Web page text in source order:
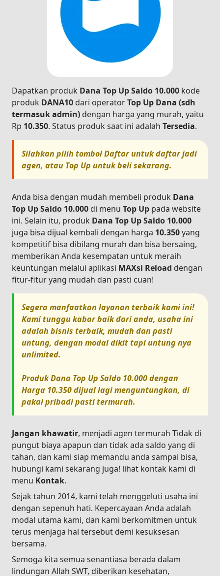
Dapatkan produk Dana Top Up Saldo 10.000 kode
produk DANA10 dari operatorTop Up Dana (sdh
termasuk admin) dengan harga yang murah, yaitu
Rp 10.350. Status produk saat ini adalah Tersedia.
Silahkan pilih tombolDaftaruntuk daftar jadi
agen, atau Top Up untuk beli sekarang.
Anda bisa dengan mudah membeli produk Dana
Top Up Saldo 10.000 di menu Top Up pada website
ini. Selain itu, produk Dana Top Up Saldo 10.000
juga bisa dijual kembali dengan harga 10.350yang
kompetitif bisa dibilang murah dan bisa bersaing,
memberikan Anda kesempatan untuk meraih
keuntungan melalui aplikasi MAXsi Reload dengan
fitur-fitur yang mudah dan pasti cuan!
Segera manfaatkan layanan terbaik kami ini!
Kami tunggu kabar baik dari anda, usaha ini
adalah bisnis terbaik, mudah dan pasti
untung, dengan modal dikit tapi untung nya
unlimited.
ProdukDana Top Up Saldo 10.000dengan
Harga 10.350dijual lagi menguntungkan, di
pakai pribadi pasti termurah.
Jangan khawatir, menjadi agen termurah Tidak di
pungut biaya apapun dan tidak ada saldo yang di
tahan, dan kami siap memandu anda sampai bisa,
hubungi kami sekarang juga! lihat kontak kami di
menu Kontak.
Sejak tahun 2014, kami telah menggeluti usaha ini
dengan sepenuh hati. Kepercayaan Anda adalah
modal utama kami, dan kami berkomitmen untuk
terus menjaga hal tersebut demi kesuksesan
bersama.
Semoga kita semua senantiasa berada dalam
lindungan Allah SWT, diberikan kesehatan,